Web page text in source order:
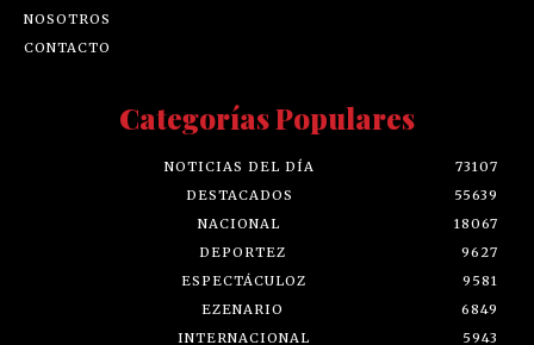
NOSOTROS
CONTACTO
Categorías Populares
NOTICIAS DEL DÍA
73107
DESTACADOS
55639
NACIONAL
18067
DEPORTEZ
9627
ESPECTÁCULOZ
9581
EZENARIO
6849
INTERNACIONAL
5943